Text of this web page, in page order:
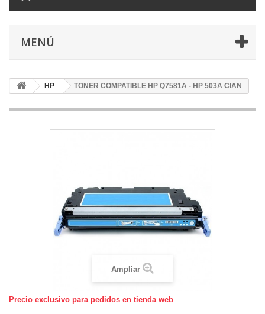
MENÚ
HP TONER COMPATIBLE HP Q7581A - HP 503A CIAN
Ampliar
Precio exclusivo para pedidos en tienda web